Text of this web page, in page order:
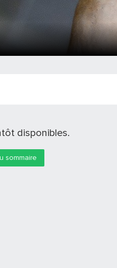
disponibles.
sommaire